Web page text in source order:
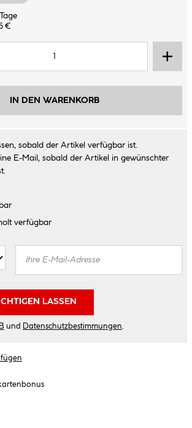
€
IN DEN WARENKORB
sobald der Artikel verfügbar ist.
E-Mail, sobald der Artikel in gewünschter
verfügbar
LASSEN
und Datenschutzbestimmungen